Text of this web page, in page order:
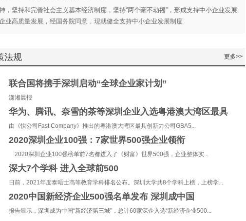
，坚持和完善社会主义基本经济制度，坚持“两个毫不动摇”，形成支持中小企业发展
业高质量发展，经国务院同意，现就健全支持中小企业发展制度
法规 更多>>
联合国将携手深圳启动“全球企业家计划”
潇湘晨报
华为、腾讯、奈雪的茶等深圳企业入选粤港澳大湾区最具
由《快公司Fast Company》推出的粤港澳大湾区最具创新力公司GBA5...
2020深圳企业100强：7家世界500强企业领衔
2020深圳企业100强榜单前7名都进入了《财富》世界500强，企业整体实...
深大7个学科 进入全球前500
日前，2021年度泰晤士高等教育学科排名公布。深圳大学共8个学科上榜，上榜学...
2020中国新经济企业500强名单发布 深圳成中国
报告显示，深圳成为中国“新经济第三城”，总计60家深企入选“新经济企业500...